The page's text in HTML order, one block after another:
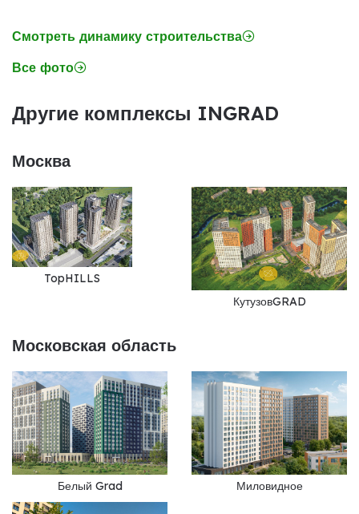
Смотреть динамику строительства
Все фото
Другие комплексы INGRAD
Москва
TopHILLS
КутузовGRAD
Московская область
Белый Grad Миловидное